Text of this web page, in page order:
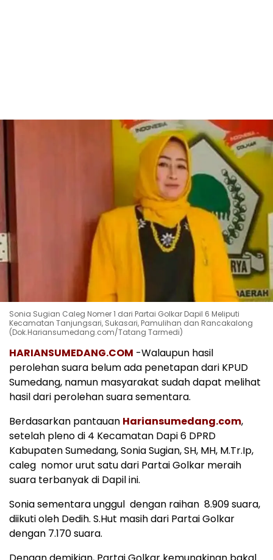
Sonia Sugian Caleg Nomer 1 dari Partai Golkar Dapil 6 Meliputi
Kecamatan Tanjungsari, Sukasari, Pamulihan dan Rancakalong
(Dok.Hariansumedang.com/Tatang Tarmedi)
HARIANSUMEDANG.COM -Walaupun hasil
perolehan suara belum ada penetapan dari KPUD
Sumedang, namun masyarakat sudah dapat melihat
hasil dari perolehan suara sementara.
Berdasarkan pantauan Hariansumedang.com,
setelah pleno di 4 Kecamatan Dapi 6 DPRD
Kabupaten Sumedang, Sonia Sugian, SH, MH, M.Tr.Ip,
caleg nomor urut satu dari Partai Golkar meraih
suara terbanyak di Dapil ini.
Sonia sementara unggul dengan raihan 8.909 suara,
diikuti oleh Dedih. S.Hut masih dari Partai Golkar
dengan 7.170 suara.